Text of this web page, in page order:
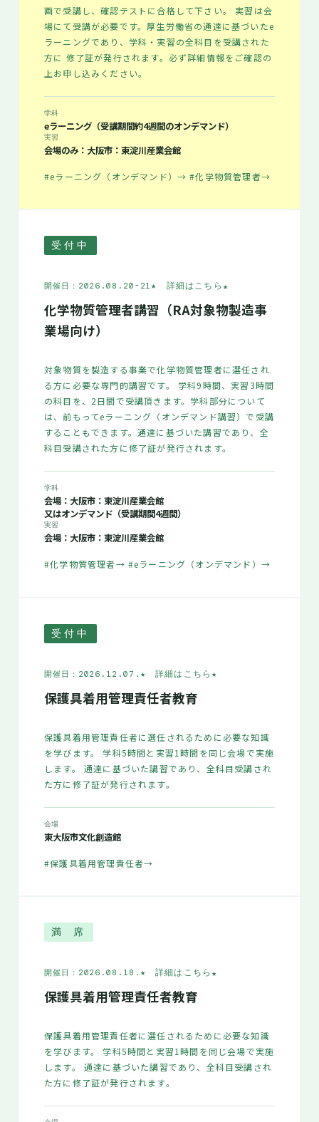
画で受講し、確認テストに合格して下さい。 実習は会
場にて受講が必要です。厚生労働省の通達に基づいたe
ラーニングであり、学科・実習の全科目を受講された
方に 修了証が発行されます。必ず詳細情報をご確認の
上お申し込みください。
学科
eラーニング（受講期間約4週間のオンデマンド）
実習
会場のみ：大阪市：東淀川産業会館
#eラーニング（オンデマンド）→ #化学物質管理者→
受付中
開催日：2026.08.20-21★ 詳細はこちら★
化学物質管理者講習（RA対象物製造事
業場向け）
対象物質を製造する事業で化学物質管理者に選任され
る方に必要な専門的講習です。 学科9時間、実習3時間
の科目を、2日間で受講頂きます。学科部分について
は、前もってeラーニング（オンデマンド講習）で受講
することもできます。通達に基づいた講習であり、全
科目受講された方に修了証が発行されます。
学科
会場：大阪市：東淀川産業会館
又はオンデマンド（受講期間4週間）
実習
会場：大阪市：東淀川産業会館
#化学物質管理者→ #eラーニング（オンデマンド） →
受付中
開催日：2026.12.07. ★ 詳細はこちら★
保護具着用管理責任者教育
保護具着用管理責任者に選任されるために必要な知識
を学びます。 学科5時間と実習1時間を同じ会場で実施
します。 通達に基づいた講習であり、全科目受講され
た方に修了証が発行されます。
会場
東大阪市文化創造館
#保護具着用管理責任者→
満 席
開催日：2026.08.18. ★ 詳細はこちら★
保護具着用管理責任者教育
保護具着用管理責任者に選任されるために必要な知識
を学びます。 学科5時間と実習1時間を同じ会場で実施
します。 通達に基づいた講習であり、全科目受講され
た方に修了証が発行されます。